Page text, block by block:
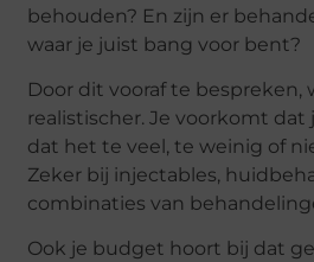
behouden? En zijn er
waar je juist bang voor bent?
Door dit vooraf te bespreken,
realistischer. Je voorkomt
dat het te veel, te weinig of
Zeker bij injectables,
combinaties van
Ook je budget hoort bij dat